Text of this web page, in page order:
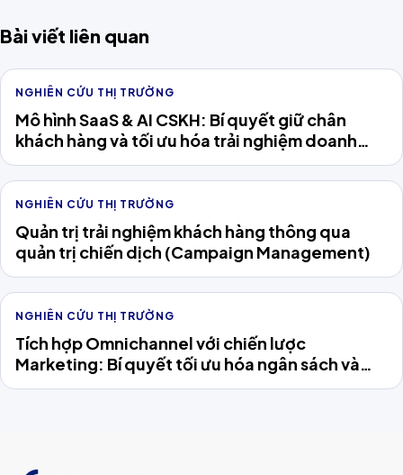
Bài viết liên quan
NGHIÊN CỨU THỊ TRƯỜNG
Mô hình SaaS & AI CSKH: Bí quyết giữ chân
khách hàng và tối ưu hóa trải nghiệm doanh
nghiệp Việt
NGHIÊN CỨU THỊ TRƯỜNG
Quản trị trải nghiệm khách hàng thông qua
quản trị chiến dịch (Campaign Management)
NGHIÊN CỨU THỊ TRƯỜNG
Tích hợp Omnichannel với chiến lược
Marketing: Bí quyết tối ưu hóa ngân sách và
chinh phục khách hàng